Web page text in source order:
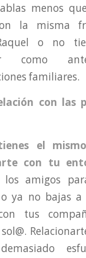
menos
la misma
o no
como
familiares.
con las
el
con tu
amigos
o ya no bajas
tus